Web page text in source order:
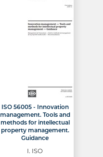
ISO 56005 - Innovation
management. Tools and
methods for intellectual
property management.
Guidance
I. ISO